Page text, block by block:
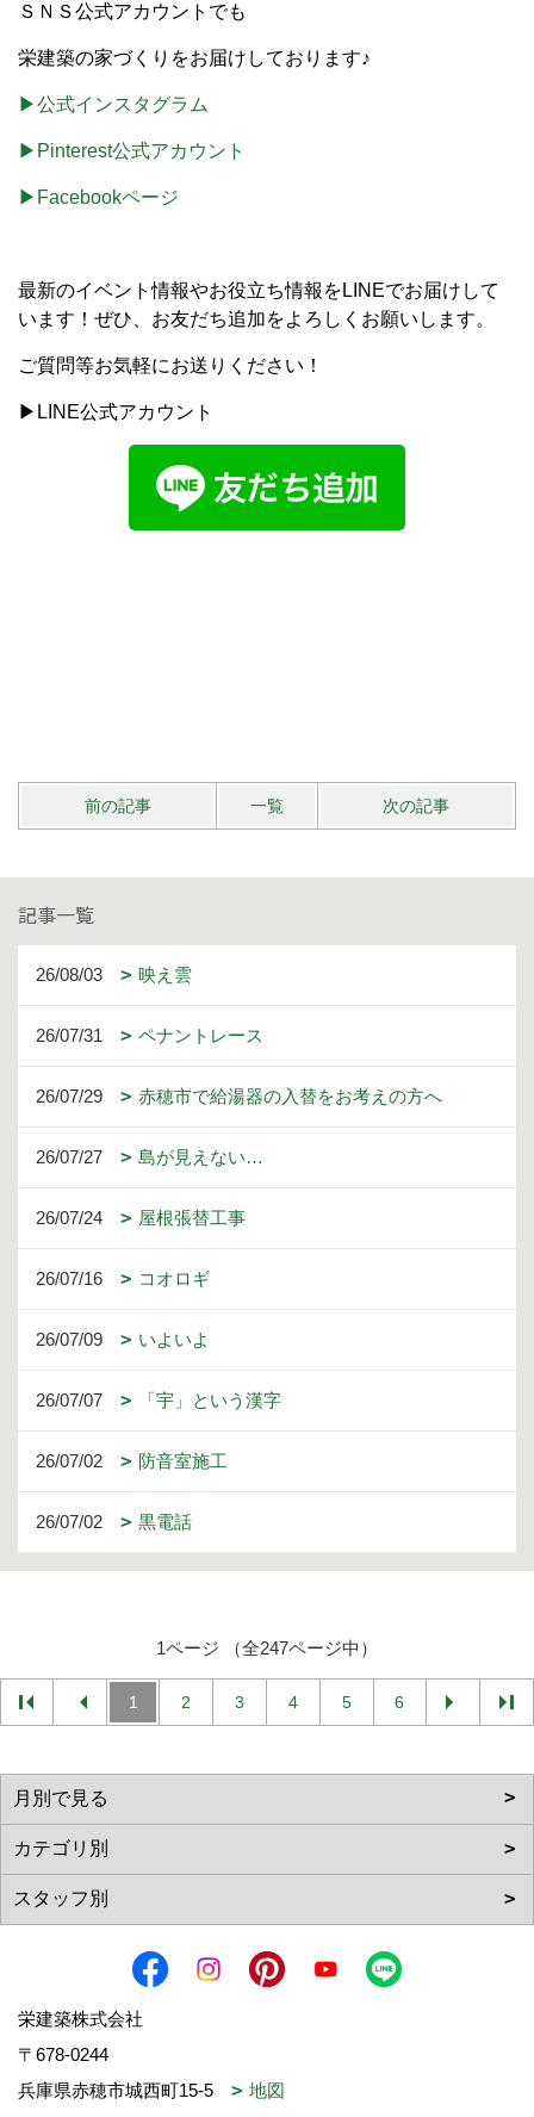
ＳＮＳ公式アカウントでも
栄建築の家づくりをお届けしております♪
▶公式インスタグラム
▶Pinterest公式アカウント
▶Facebookページ
最新のイベント情報やお役立ち情報をLINEでお届けして
います！ぜひ、お友だち追加をよろしくお願いします。
ご質問等お気軽にお送りください！
▶LINE公式アカウント
前の記事 一覧 次の記事
記事一覧
26/08/03 映え雲
26/07/31 ペナントレース
26/07/29 赤穂市で給湯器の入替をお考えの方へ
26/07/27 島が見えない…
26/07/24 屋根張替工事
26/07/16 コオロギ
26/07/09 いよいよ
26/07/07 「宇」という漢字
26/07/02 防音室施工
26/07/02 黒電話
1ページ （全247ページ中）
1 2 3 4 5 6
栄建築株式会社
〒678-0244
兵庫県赤穂市城西町15-5
地図